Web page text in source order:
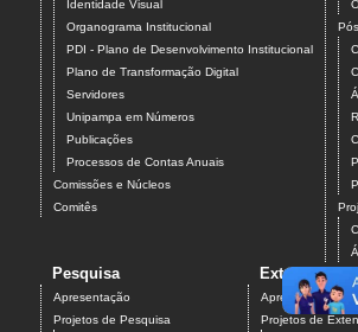
Identidade Visual
Organograma Institucional
PDI - Plano de Desenvolvimento Institucional
Plano de Transformação Digital
Servidores
Unipampa em Números
Publicações
Processos de Contas Anuais
Comissões e Núcleos
Comitês
Pesquisa
Apresentação
Projetos de Pesquisa
Extensão
Apresentação
Projetos de